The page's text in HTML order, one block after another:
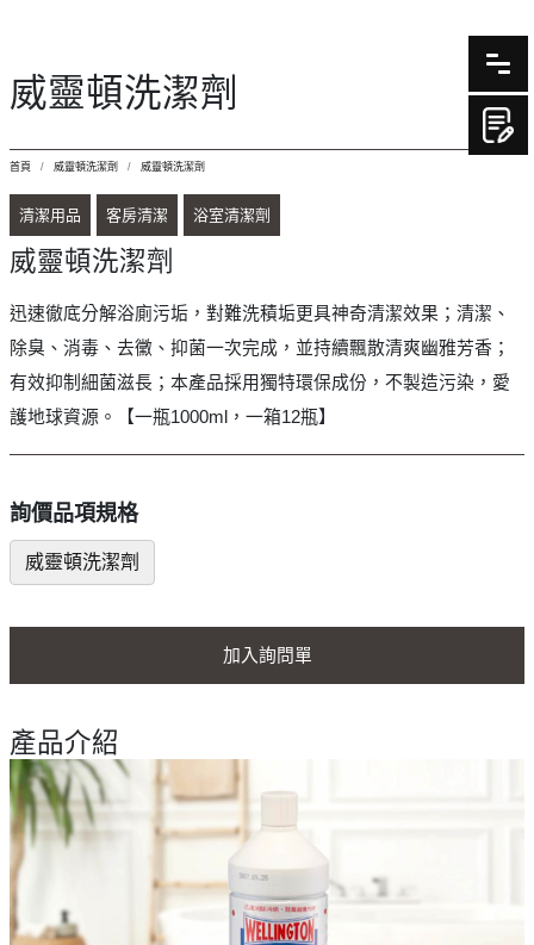
威靈頓洗潔劑
首頁 威靈頓洗潔劑 威靈頓洗潔劑
清潔用品 客房清潔 浴室清潔劑
威靈頓洗潔劑
迅速徹底分解浴廁污垢，對難洗積垢更具神奇清潔效果；清潔、
除臭、消毒、去黴、抑菌一次完成，並持續飄散清爽幽雅芳香；
有效抑制細菌滋長；本產品採用獨特環保成份，不製造污染，愛
護地球資源。【一瓶1000ml，一箱12瓶】
詢價品項規格
威靈頓洗潔劑
加入詢問單
產品介紹